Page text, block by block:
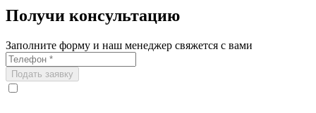
Получи консультацию
Заполните форму и наш менеджер свяжется с вами
Подать заявку